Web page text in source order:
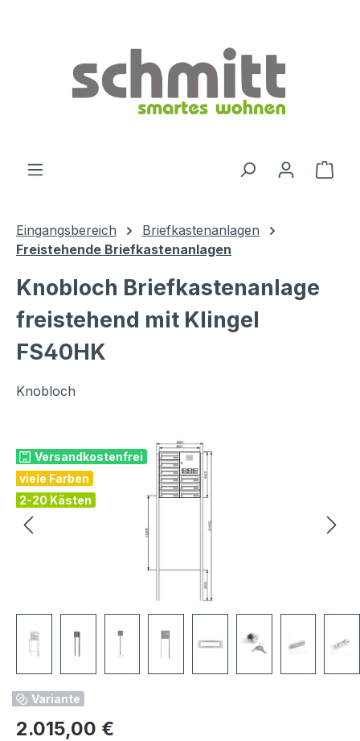
Eingangsbereich
Briefkastenanlagen
Freistehende Briefkastenanlagen
Knobloch Briefkastenanlage
freistehend mit Klingel
FS40HK
Knobloch
Versandkostenfrei
viele Farben
2-20 Kästen
Variante
Regulärer Preis:
2.015,00 €